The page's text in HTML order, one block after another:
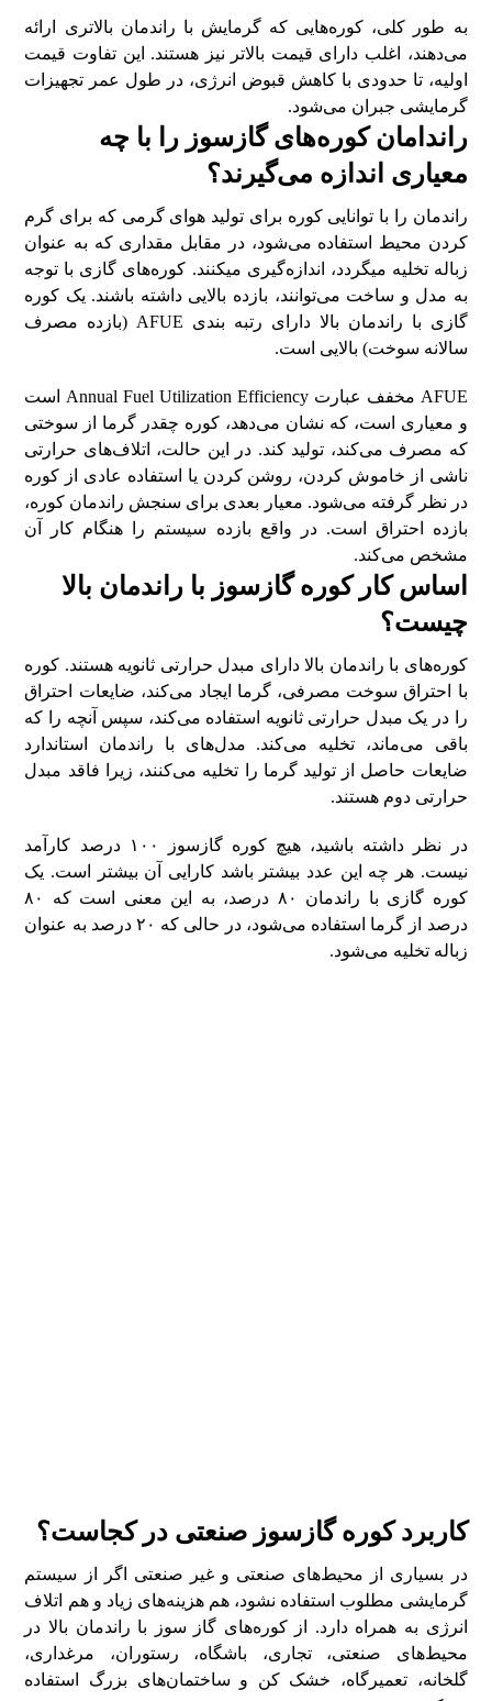
به طور کلی، کوره‌هایی که گرمایش با راندمان بالاتری ارائه
می‌دهند، اغلب دارای قیمت بالاتر نیز هستند. این تفاوت قیمت
اولیه، تا حدودی با کاهش قبوض انرژی، در طول عمر تجهیزات
گرمایشی جبران می‌شود.
راندامان کوره‌های گازسوز را با چه
معیاری اندازه می‌گیرند؟
راندمان را با توانایی کوره برای تولید هوای گرمی که برای گرم
کردن محیط استفاده می‌شود، در مقابل مقداری که به عنوان
زباله تخلیه می­گردد، اندازه‌گیری می­کنند. کوره‌های گازی با توجه
به مدل و ساخت می‌توانند، بازده بالایی داشته باشند. یک کوره
گازی با راندمان بالا دارای رتبه بندی AFUE (بازده مصرف
سالانه سوخت) بالایی است.
AFUE مخفف عبارت Annual Fuel Utilization Efficiency است
و معیاری است، که نشان می‌دهد، کوره چقدر گرما از سوختی
که مصرف می‌کند، تولید کند. در این حالت، اتلاف‌های حرارتی
ناشی از خاموش کردن، روشن کردن یا استفاده عادی از کوره
در نظر گرفته می‌شود. معیار بعدی برای سنجش راندمان کوره،
بازده احتراق است. در واقع بازده سیستم را هنگام کار آن
مشخص می‌کند.
اساس کار کوره گازسوز با راندمان بالا
چیست؟
کوره‌های با راندمان بالا دارای مبدل حرارتی ثانویه هستند. کوره
با احتراق سوخت مصرفی، گرما ایجاد می‌کند، ضایعات احتراق
را در یک مبدل حرارتی ثانویه استفاده می‌کند، سپس آنچه را که
باقی می‌ماند، تخلیه می‌کند. مدل‌های با راندمان استاندارد
ضایعات حاصل از تولید گرما را تخلیه می‌کنند، زیرا فاقد مبدل
حرارتی دوم هستند.
در نظر داشته باشید، هیچ کوره گازسوز ۱۰۰ درصد کارآمد
نیست. هر چه این عدد بیشتر باشد کارایی آن بیشتر است. یک
کوره گازی با راندمان ۸۰ درصد، به این معنی است که ۸۰
درصد از گرما استفاده می‌شود، در حالی که ۲۰ درصد به عنوان
زباله تخلیه می‌شود.
کاربرد کوره گازسوز صنعتی در کجاست؟
در بسیاری از محیط‌های صنعتی و غیر صنعتی اگر از سیستم
گرمایشی مطلوب استفاده نشود، هم هزینه‌های زیاد و هم اتلاف
انرژی به همراه دارد. از کوره‌های گاز سوز با راندمان بالا در
محیط‌های صنعتی، تجاری، باشگاه، رستوران، مرغداری،
گلخانه، تعمیرگاه، خشک کن و ساختمان‌های بزرگ استفاده